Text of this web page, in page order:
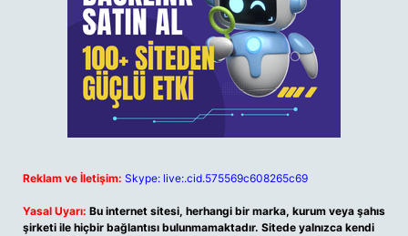
Reklam ve İletişim: Skype: live:.cid.575569c608265c69
Yasal Uyarı: Bu internet sitesi, herhangi bir marka, kurum veya şahıs
şirketi ile hiçbir bağlantısı bulunmamaktadır. Sitede yalnızca kendi